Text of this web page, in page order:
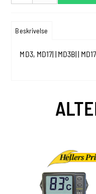
Beskrivelse
MD3, MD17| | MD3B| |